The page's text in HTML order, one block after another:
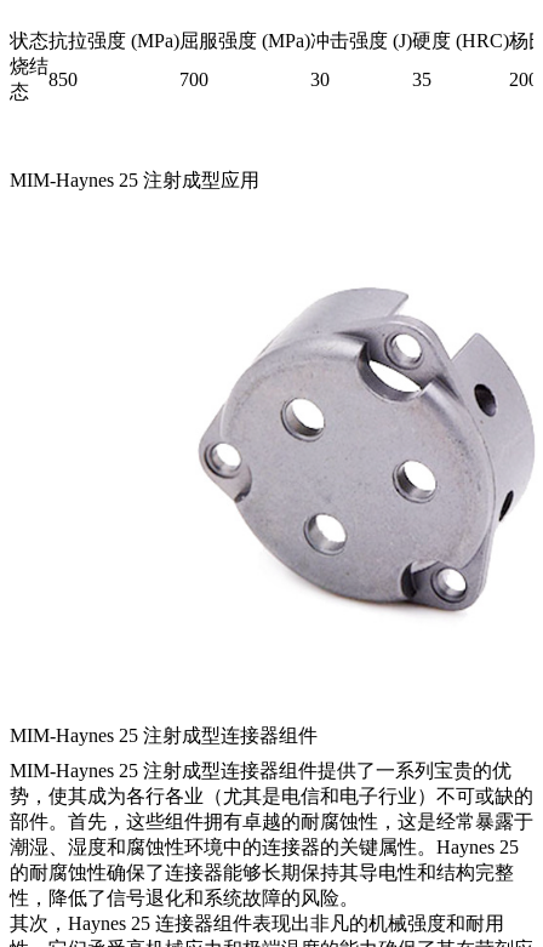
状态抗拉强度 (MPa)屈服强度 (MPa)冲击强度 (J)硬度 (HRC)杨
烧结
态
850 700 30 35 200
MIM-Haynes 25 注射成型应用
MIM-Haynes 25 注射成型连接器组件
MIM-Haynes 25 注射成型连接器组件提供了一系列宝贵的优
势，使其成为各行各业（尤其是电信和电子行业）不可或缺的
部件。首先，这些组件拥有卓越的耐腐蚀性，这是经常暴露于
潮湿、湿度和腐蚀性环境中的连接器的关键属性。Haynes 25
的耐腐蚀性确保了连接器能够长期保持其导电性和结构完整
性，降低了信号退化和系统故障的风险。
其次，Haynes 25 连接器组件表现出非凡的机械强度和耐用